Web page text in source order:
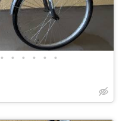
• • • • • •